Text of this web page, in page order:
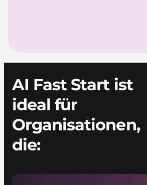
AI Fast Start ist
ideal für
Organisationen,
die: